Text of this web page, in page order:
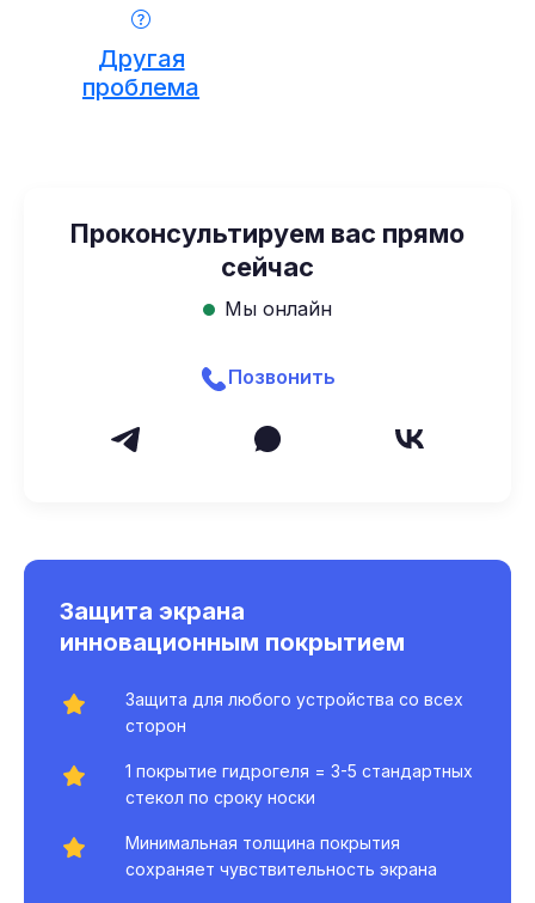
Другая
проблема
Проконсультируем вас прямо
сейчас
Мы онлайн
Позвонить
Защита экрана
инновационным покрытием
Защита для любого устройства со всех
сторон
1 покрытие гидрогеля = 3-5 стандартных
стекол по сроку носки
Минимальная толщина покрытия
сохраняет чувствительность экрана